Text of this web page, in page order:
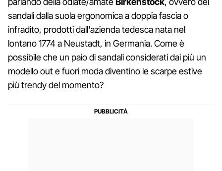
sandali dalla suola ergonomica a doppia fascia o
infradito, prodotti dall'azienda tedesca nata nel
lontano 1774 a Neustadt, in Germania. Come è
possibile che un paio di sandali considerati dai più un
modello out e fuori moda diventino le scarpe estive
più trendy del momento?